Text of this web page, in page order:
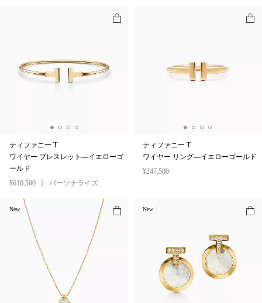
ティファニー T
ワイヤー ブレスレット—イエローゴ
ールド
¥610,500
パーソナライズ
ティファニー T
ワイヤー リング—イエローゴールド
¥247,500
New New